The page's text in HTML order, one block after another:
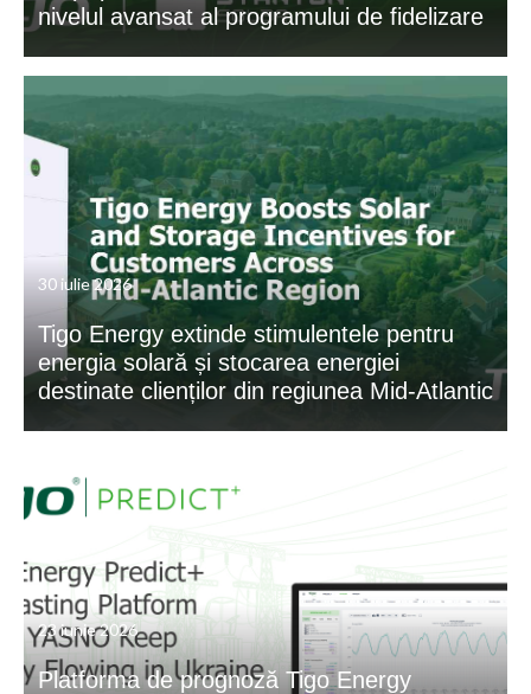
nivelul avansat al programului de fidelizare
30 iulie 2026
Tigo Energy extinde stimulentele pentru
energia solară și stocarea energiei
destinate clienților din regiunea Mid-Atlantic
23 iunie 2026
Platforma de prognoză Tigo Energy